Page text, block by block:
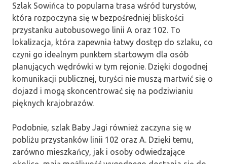
Szlak Sowińca to popularna trasa wśród turystów,
która rozpoczyna się w bezpośredniej bliskości
przystanku autobusowego linii A oraz 102. To
lokalizacja, która zapewnia łatwy dostęp do szlaku, co
czyni go idealnym punktem startowym dla osób
planujących wędrówki w tym rejonie. Dzięki dogodnej
komunikacji publicznej, turyści nie muszą martwić się o
dojazd i mogą skoncentrować się na podziwianiu
pięknych krajobrazów.
Podobnie, szlak Baby Jagi również zaczyna się w
pobliżu przystanków linii 102 oraz A. Dzięki temu,
zarówno mieszkańcy, jak i osoby odwiedzające